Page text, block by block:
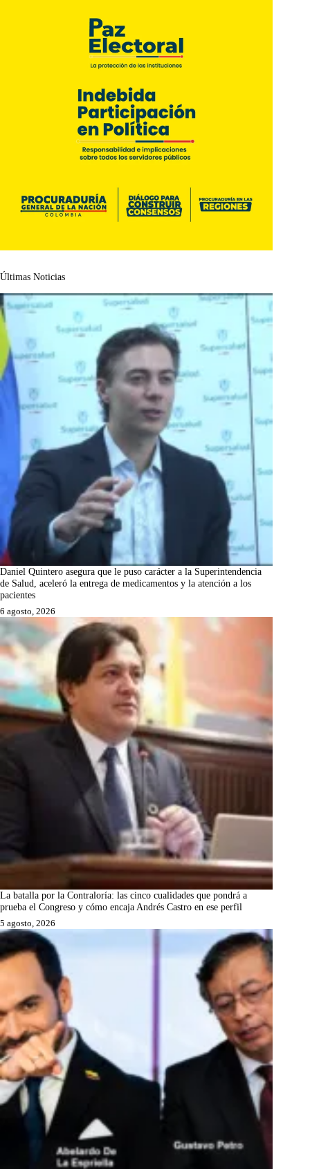
Últimas Noticias
Daniel Quintero asegura que le puso carácter a la Superintendencia
de Salud, aceleró la entrega de medicamentos y la atención a los
pacientes
6 agosto, 2026
La batalla por la Contraloría: las cinco cualidades que pondrá a
prueba el Congreso y cómo encaja Andrés Castro en ese perfil
5 agosto, 2026